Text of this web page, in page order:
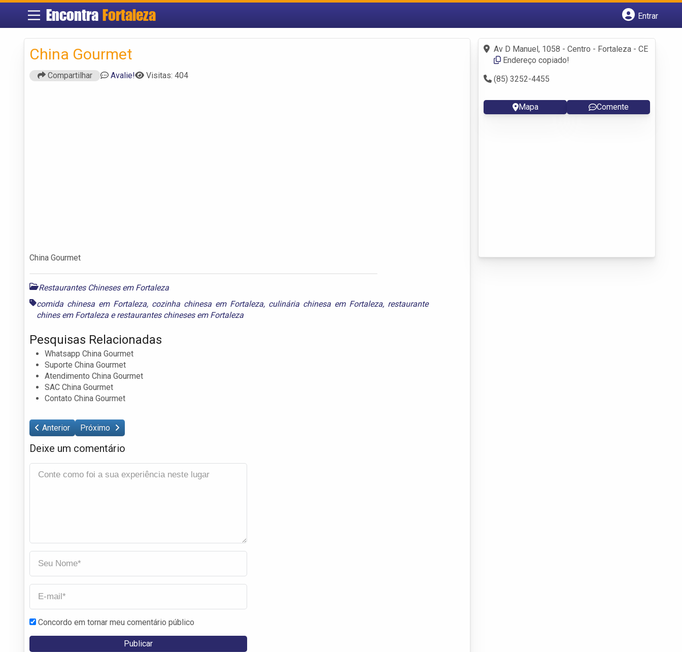
Encontra Fortaleza
Entrar
Fazer login
Criar conta
China Gourmet
Compartilhar Avalie! Visitas: 404
China Gourmet
Restaurantes Chineses em Fortaleza
comida chinesa em Fortaleza, cozinha chinesa em Fortaleza, culinária chinesa em Fortaleza, restaurante
chines em Fortaleza erestaurantes chineses em Fortaleza
Pesquisas Relacionadas
Whatsapp China Gourmet
Suporte China Gourmet
Atendimento China Gourmet
SAC China Gourmet
Contato China Gourmet
Anterior Próximo
Deixe um comentário
Concordo em tornar meu comentário público
Av D Manuel, 1058 - Centro - Fortaleza - CE
Endereço copiado!
(85) 3252-4455
Mapa Comente